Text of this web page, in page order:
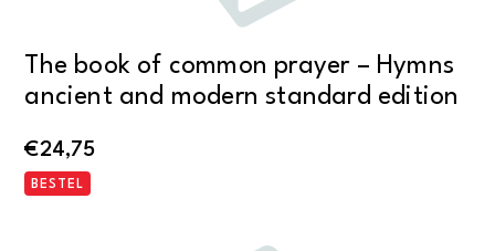
The book of common prayer – Hymns
ancient and modern standard edition
€24,75
BESTEL